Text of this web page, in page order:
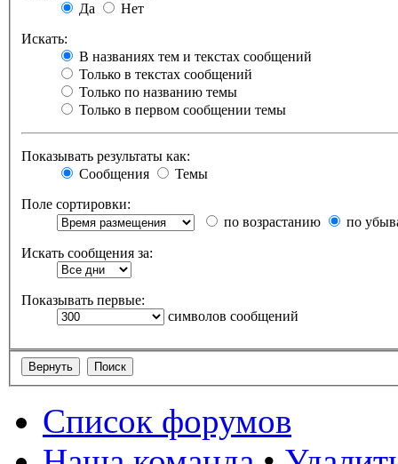
Да
Нет
Искать:
В названиях тем и текстах сообщений
Только в текстах сообщений
Только по названию темы
Только в первом сообщении темы
Показывать результаты как:
Сообщения
Темы
Поле сортировки:
по возрастанию
по
Искать сообщения за:
Показывать первые:
символов сообщений
Список форумов